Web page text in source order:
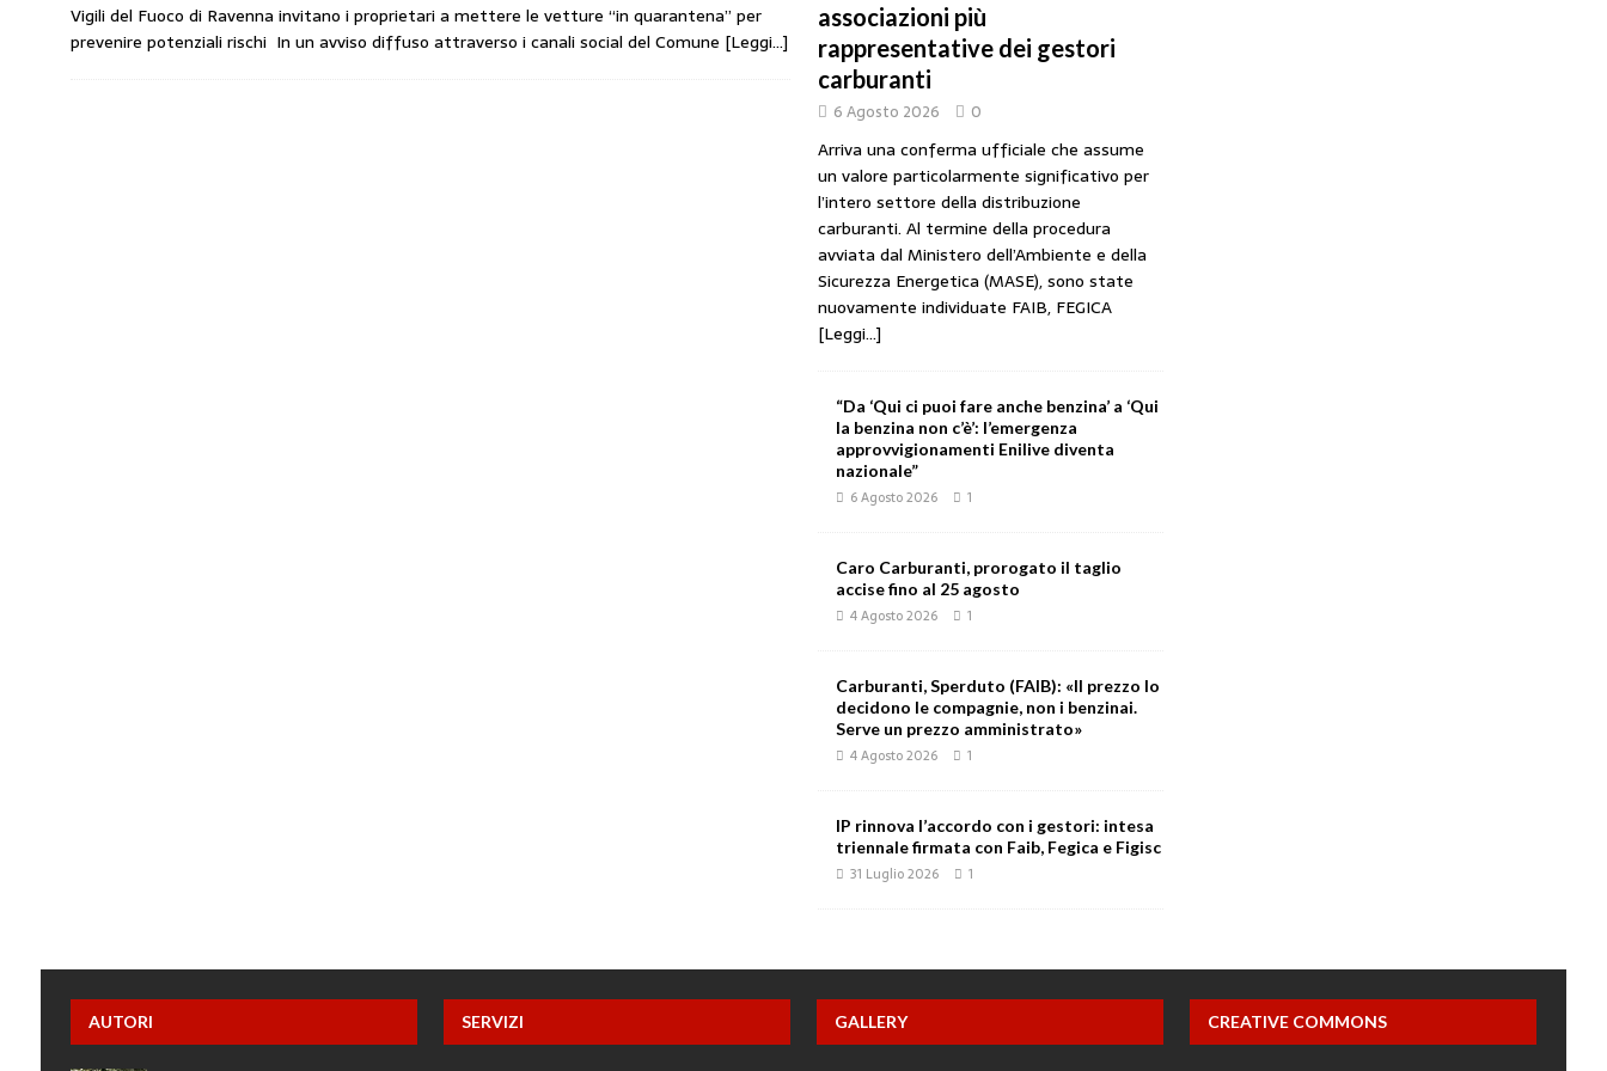
amministrato»
MERCATO PREZZI CARBURANTI
IP rinnova l’accordo con i gestori: intesa triennale firmata con Faib, Fegica e Figisc
COMUNICATI
Carburanti, i sindacati al Mimit: “I gestori non decidono i prezzi. Basta scaricare su di loro le
Taglio delle accise, il prezzo è libero: i controlli non diventino una presunzione di colpevolezza
CARBURANTI. CONTROLLI SUI PRODOTTI ADULTERATI: ALTRA SITUAZIONE GRAVE MA NON SERIA
Vigili del Fuoco di Ravenna invitano i proprietari a mettere le vetture “in quarantena” per
prevenire potenziali rischi In un avviso diffuso attraverso i canali social del Comune [Leggi…]
associazioni più
rappresentative dei gestori
carburanti
6 Agosto 2026 0
Arriva una conferma ufficiale che assume
un valore particolarmente significativo per
l’intero settore della distribuzione
carburanti. Al termine della procedura
avviata dal Ministero dell’Ambiente e della
Sicurezza Energetica (MASE), sono state
nuovamente individuate FAIB, FEGICA
[Leggi...]
“Da ‘Qui ci puoi fare anche benzina’ a ‘Qui
la benzina non c’è’: l’emergenza
approvvigionamenti Enilive diventa
nazionale”
6 Agosto 2026 1
Caro Carburanti, prorogato il taglio
accise fino al 25 agosto
4 Agosto 2026 1
Carburanti, Sperduto (FAIB): «Il prezzo lo
decidono le compagnie, non i benzinai.
Serve un prezzo amministrato»
4 Agosto 2026 1
IP rinnova l’accordo con i gestori: intesa
triennale firmata con Faib, Fegica e Figisc
31 Luglio 2026 1
AUTORI SERVIZI GALLERY CREATIVE COMMONS